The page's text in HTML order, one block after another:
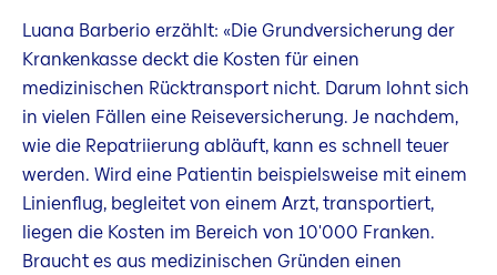
Luana Barberio erzählt: «Die Grundversicherung der
Krankenkasse deckt die Kosten für einen
medizinischen Rücktransport nicht. Darum lohnt sich
in vielen Fällen eine Reiseversicherung. Je nachdem,
wie die Repatriierung abläuft, kann es schnell teuer
werden. Wird eine Patientin beispielsweise mit einem
Linienflug, begleitet von einem Arzt, transportiert,
liegen die Kosten im Bereich von 10'000 Franken.
Braucht es aus medizinischen Gründen einen